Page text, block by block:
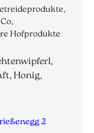
Hofprodukte
Honig,
2